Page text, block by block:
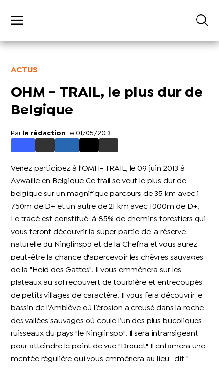
ACTUS
OHM - TRAIL, le plus dur de
Belgique
Par la rédaction , le 01/05/2013
Venez participez à l'OMH- TRAIL, le 09 juin 2013 à
Aywaille en Belgique Ce trail se veut le plus dur de
belgique sur un magnifique parcours de 35 km avec 1
750m de D+ et un autre de 21 km avec 1000m de D+.
Le tracé est constitué à 85% de chemins forestiers qui
vous feront découvrir la super partie de la réserve
naturelle du Ninglinspo et de la Chefna et vous aurez
peut-être la chance d'apercevoir les chèvres sauvages
de la "Heid des Gattes". Il vous emmènera sur les
plateaux au sol recouvert de tourbière et entrecoupés
de petits villages de caractère. Il vous fera découvrir le
bassin de l’Amblève où l’érosion a creusé dans la roche
des vallées sauvages où coule l’un des plus bucoliques
ruisseaux du pays "le Ninglinspo". Il sera intransigeant
pour atteindre le point de vue "Drouet" Il entamera une
montée régulière qui vous emmènera au lieu -dit "